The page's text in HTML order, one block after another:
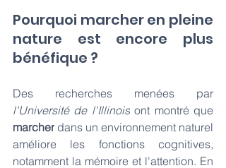
Pourquoi marcher en pleine
nature est encore plus
bénéfique ?
l'Université de l'Illinois
marcher dans un environnement naturel
améliore les
fonctions
cognitives,
notamment la mémoire et l'attention. En